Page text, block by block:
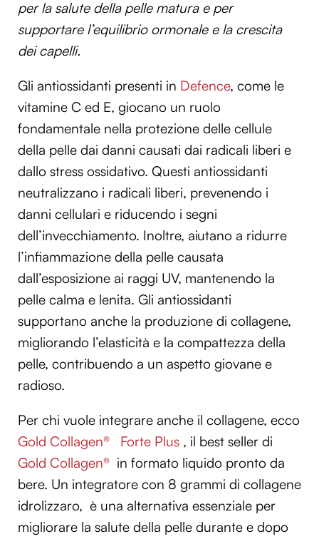
per la salute della pelle matura e per
supportare l’equilibrio ormonale e la crescita
dei capelli.
Gli antiossidanti presenti in Defence, come le
vitamine C ed E, giocano un ruolo
fondamentale nella protezione delle cellule
della pelle dai danni causati dai radicali liberi e
dallo stress ossidativo. Questi antiossidanti
neutralizzano i radicali liberi, prevenendo i
danni cellulari e riducendo i segni
dell’invecchiamento. Inoltre, aiutano a ridurre
l’infiammazione della pelle causata
dall’esposizione ai raggi UV, mantenendo la
pelle calma e lenita. Gli antiossidanti
supportano anche la produzione di collagene,
migliorando l’elasticità e la compattezza della
pelle, contribuendo a un aspetto giovane e
radioso.
Per chi vuole integrare anche il collagene, ecco
Gold Collagen®
Forte Plus , il best seller di
Gold Collagen® in formato liquido pronto da
bere. Un integratore con 8 grammi di collagene
idrolizzaro, è una alternativa essenziale per
migliorare la salute della pelle durante e dopo